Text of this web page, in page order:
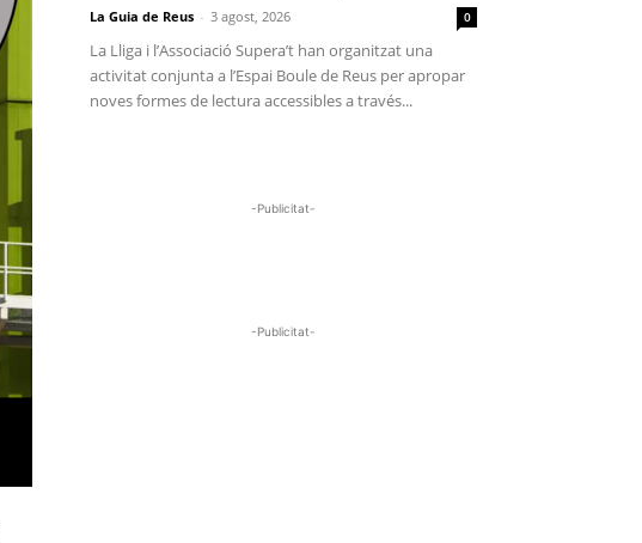
La Guia de Reus - 3 agost, 2026 0
La Lliga i l’Associació Supera’t han organitzat una
activitat conjunta a l’Espai Boule de Reus per apropar
noves formes de lectura accessibles a través...
-Publicitat-
-Publicitat-